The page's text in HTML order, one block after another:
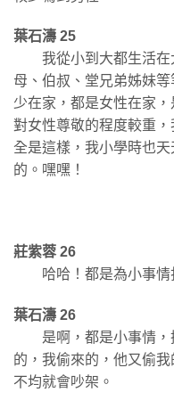
葉石濤 25
我從小到大都生活在
母、伯叔、堂兄弟姊妹
少在家，都是女性在家
對女性尊敬的程度較重
全是這樣，我小學時也
的。嘿嘿！
莊紫蓉 26
哈哈！都是為小事情
葉石濤 26
是啊，都是小事情，
的，我偷來的，他又偷我
不均就會吵架。